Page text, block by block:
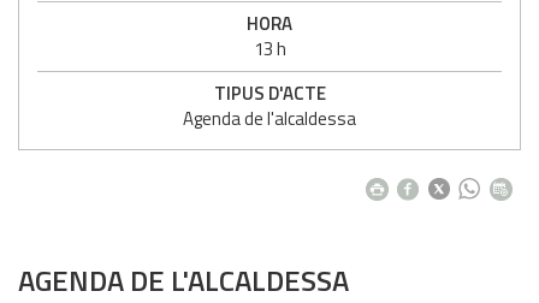
AGENDA DE L'ALCALDESSA
HORA
13 h
TIPUS D'ACTE
Agenda de l'alcaldessa